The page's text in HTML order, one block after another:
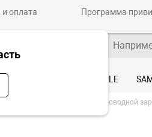
оплата Программа
APPLE
Ночник с беспроводной